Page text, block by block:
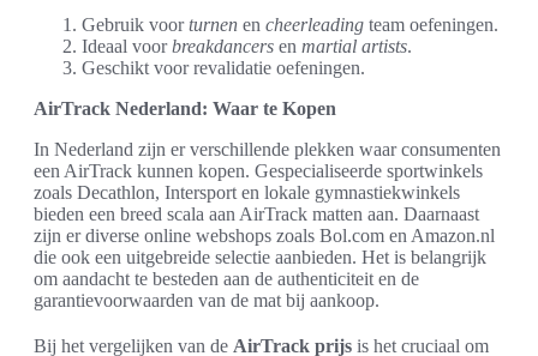
Gebruik voorturnen en cheerleading team oefeningen.
Ideaal voorbreakdancers en martial artists.
Geschikt voor revalidatie oefeningen.
AirTrack Nederland: Waar te Kopen
In Nederland zijn er verschillende plekken waar consumenten
een AirTrack kunnen kopen. Gespecialiseerde sportwinkels
zoals Decathlon, Intersport en lokale gymnastiekwinkels
bieden een breed scala aan AirTrack matten aan. Daarnaast
zijn er diverse online webshops zoals Bol.com en Amazon.nl
die ook een uitgebreide selectie aanbieden. Het is belangrijk
om aandacht te besteden aan de authenticiteit en de
garantievoorwaarden van de mat bij aankoop.
Bij het vergelijken van de AirTrack prijs is het cruciaal om